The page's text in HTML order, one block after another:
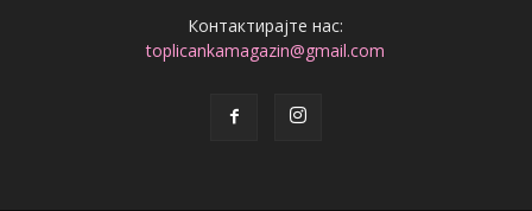
Контактирајте нас:
toplicankamagazin@gmail.com